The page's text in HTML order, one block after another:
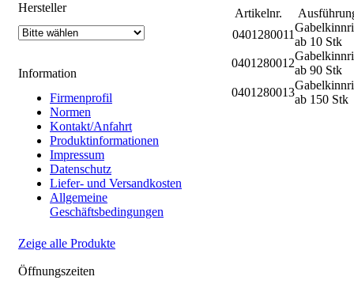
Hersteller
Information
Firmenprofil
Normen
Kontakt/Anfahrt
Produktinformationen
Impressum
Datenschutz
Liefer- und Versandkosten
Allgemeine
Geschäftsbedingungen
Zeige alle Produkte
Öffnungszeiten
Artikelnr.
0401280011
ab 10 Stk
0401280012
ab 90 Stk
0401280013
ab 150 Stk